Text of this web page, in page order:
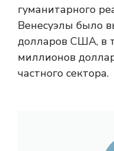
гуманитарного
Венесуэлы было
долларов США, в
миллионов
частного сектора.